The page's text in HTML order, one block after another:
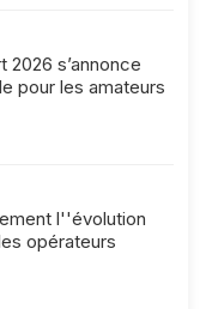
s’annonce
pour les amateurs
l''évolution
opérateurs